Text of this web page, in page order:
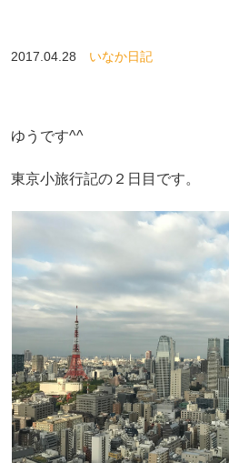
2017.04.28 いなか日記
ゆうです^^
東京小旅行記の２日目です。